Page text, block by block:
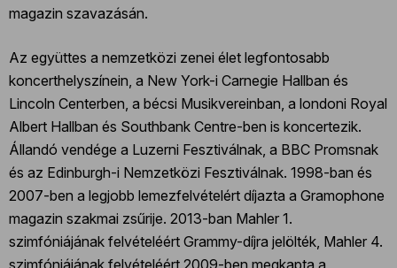
magazin szavazásán.
Az együttes a nemzetközi zenei élet legfontosabb
koncerthelyszínein, a New York-i Carnegie Hallban és
Lincoln Centerben, a bécsi Musikvereinban, a londoni Royal
Albert Hallban és Southbank Centre-ben is koncertezik.
Állandó vendége a Luzerni Fesztiválnak, a BBC Promsnak
és az Edinburgh-i Nemzetközi Fesztiválnak. 1998-ban és
2007-ben a legjobb lemezfelvételért díjazta a Gramophone
magazin szakmai zsűrije. 2013-ban Mahler 1.
szimfóniájának felvételéért Grammy-díjra jelölték, Mahler 4.
szimfóniájának felvételéért 2009-ben megkapta a